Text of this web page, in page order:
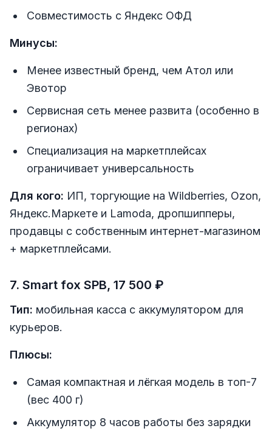
Совместимость с Яндекс ОФД
Минусы:
Менее известный бренд, чем Атол или
Эвотор
Сервисная сеть менее развита (особенно в
регионах)
Специализация на маркетплейсах
ограничивает универсальность
Для кого: ИП, торгующие на Wildberries, Ozon,
Яндекс.Маркете и Lamoda, дропшипперы,
продавцы с собственным интернет-магазином
+ маркетплейсами.
7. Smart fox SPB, 17 500 ₽
Тип: мобильная касса с аккумулятором для
курьеров.
Плюсы:
Самая компактная и лёгкая модель в топ-7
(вес 400 г)
Аккумулятор 8 часов работы без зарядки